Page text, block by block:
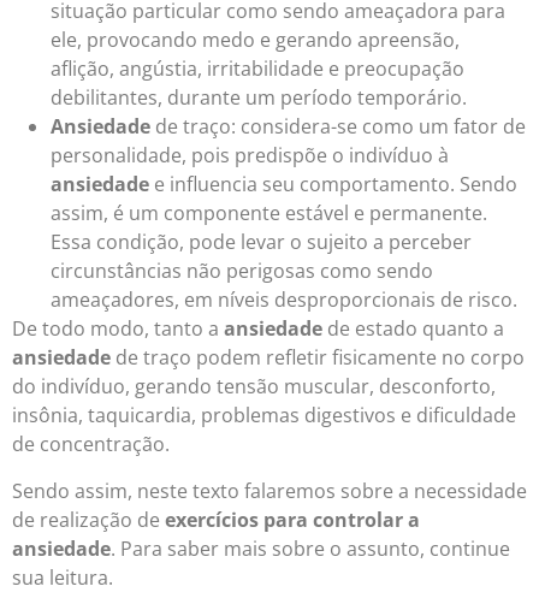
situação particular como sendo ameaçadora para
ele, provocando medo e gerando apreensão,
aflição, angústia, irritabilidade e preocupação
debilitantes, durante um período temporário.
Ansiedade de traço: considera-se como um fator de
personalidade, pois predispõe o indivíduo à
ansiedade e influencia seu comportamento. Sendo
assim, é um componente estável e permanente.
Essa condição, pode levar o sujeito a perceber
circunstâncias não perigosas como sendo
ameaçadores, em níveis desproporcionais de risco.
De todo modo, tanto a ansiedade de estado quanto a
ansiedade de traço podem refletir fisicamente no corpo
do indivíduo, gerando tensão muscular, desconforto,
insônia, taquicardia, problemas digestivos e dificuldade
de concentração.
Sendo assim, neste texto falaremos sobre a necessidade
de realização de exercícios para controlar a
ansiedade. Para saber mais sobre o assunto, continue
sua leitura.